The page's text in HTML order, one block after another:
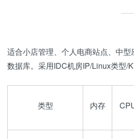
适合小店管理、个人电商站点、中
数据库。采用IDC机房IP/Linux类型/
类型 内存